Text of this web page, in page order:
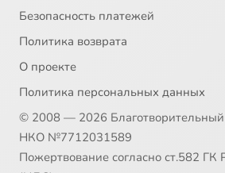
Безопасность платежей
Политика возврата
О проекте
Политика персональных данных
© 2008 — 2026
НКО №7712031589
Пожертвование согласно ст.582 ГК